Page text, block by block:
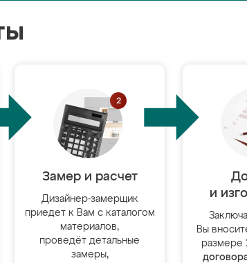
Замер и расчет
Дизайнер-замерщик
приедет к Вам с каталогом
материалов,
проведёт детальные
замеры,
и
Вы
размере